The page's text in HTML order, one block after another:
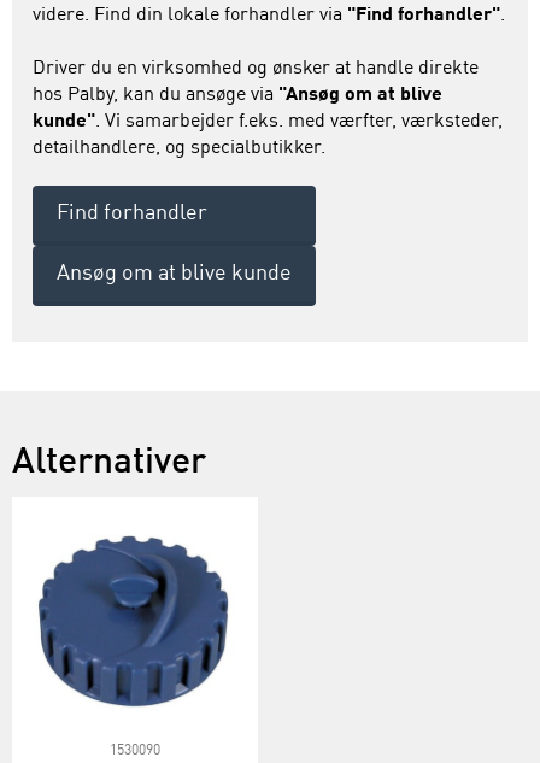
videre. Find din lokale forhandler via "Find forhandler".
Driver du en virksomhed og ønsker at handle direkte
hos Palby, kan du ansøge via "Ansøg om at blive
kunde". Vi samarbejder f.eks. med værfter, værksteder,
detailhandlere, og specialbutikker.
Find forhandler
Ansøg om at blive kunde
Alternativer
1530090